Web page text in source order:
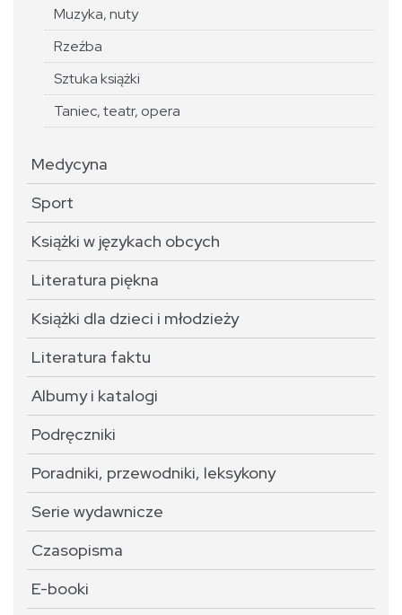
Muzyka, nuty
Rzeźba
Sztuka książki
Taniec, teatr, opera
Medycyna
Sport
Książki w językach obcych
Literatura piękna
Książki dla dzieci i młodzieży
Literatura faktu
Albumy i katalogi
Podręczniki
Poradniki, przewodniki, leksykony
Serie wydawnicze
Czasopisma
E-booki